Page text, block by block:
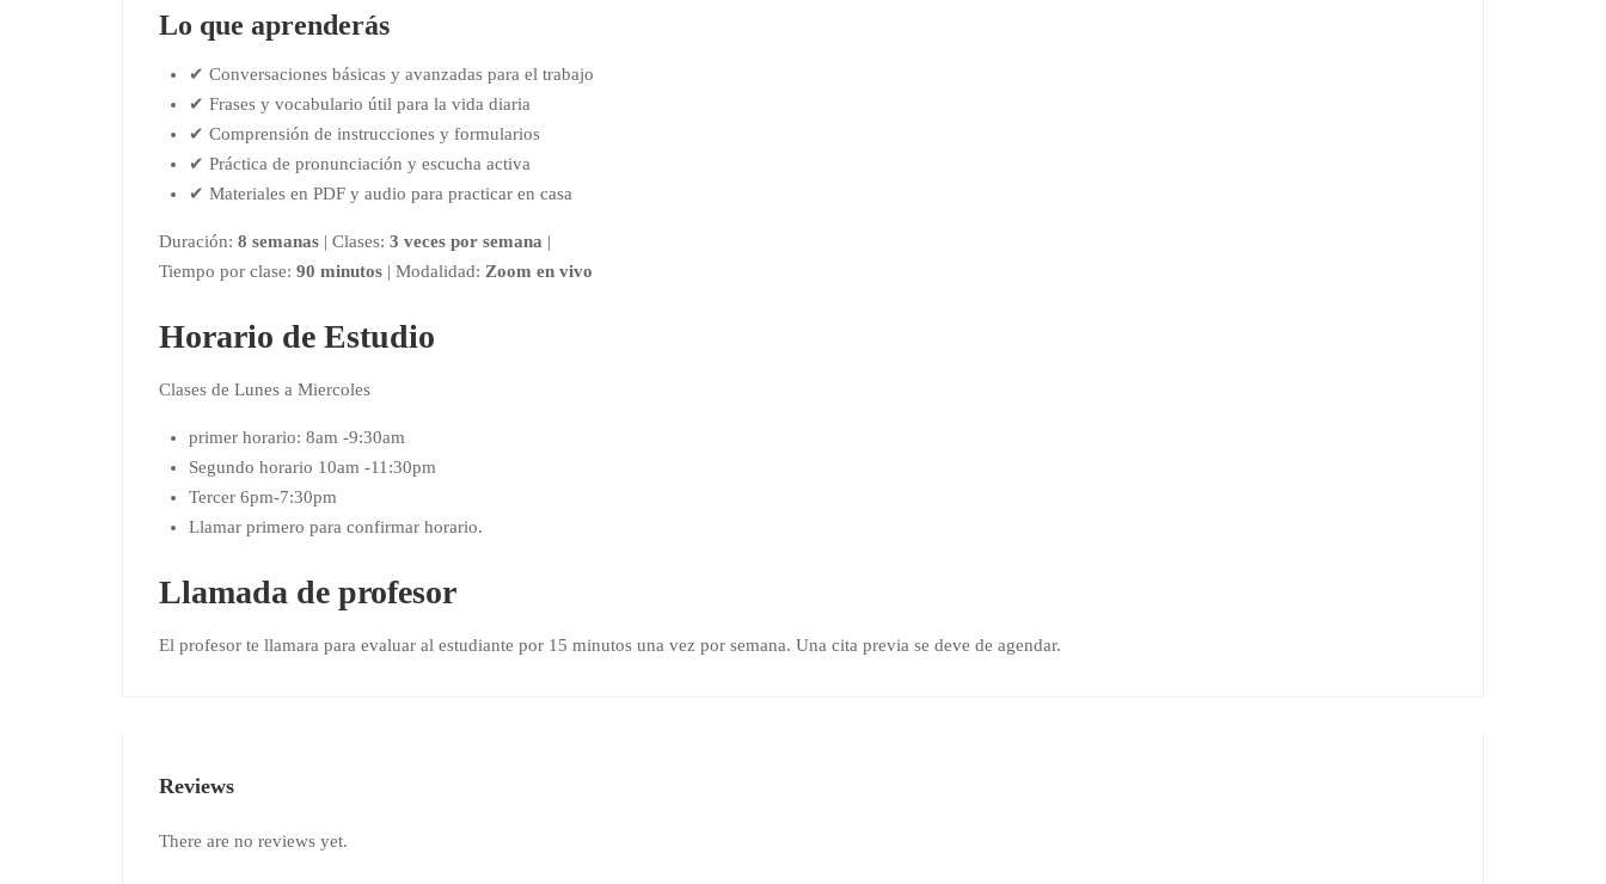
Lo que aprenderás
✔ Conversaciones básicas y avanzadas para el trabajo
✔ Frases y vocabulario útil para la vida diaria
✔ Comprensión de instrucciones y formularios
✔ Práctica de pronunciación y escucha activa
✔ Materiales en PDF y audio para practicar en casa
Duración: 8 semanas | Clases: 3 veces por semana |
Tiempo por clase: 90 minutos | Modalidad: Zoom en vivo
Horario de Estudio
Clases de Lunes a Miercoles
primer horario: 8am -9:30am
Segundo horario 10am -11:30pm
Tercer 6pm-7:30pm
Llamar primero para confirmar horario.
Llamada de profesor
El profesor te llamara para evaluar al estudiante por 15 minutos una vez por semana. Una cita previa se deve de agendar.
Reviews
There are no reviews yet.